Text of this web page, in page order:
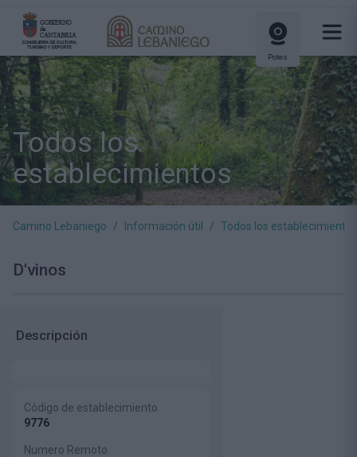
Potes
Todos los
establecimientos
Camino Lebaniego Información útil Todos los establecimientos
D'vinos
Descripción
Código de establecimiento
9776
Numero Remoto